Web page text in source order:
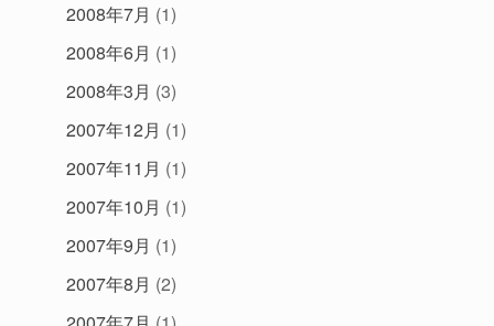
2008年7月 (1)
2008年6月 (1)
2008年3月 (3)
2007年12月 (1)
2007年11月 (1)
2007年10月 (1)
2007年9月 (1)
2007年8月 (2)